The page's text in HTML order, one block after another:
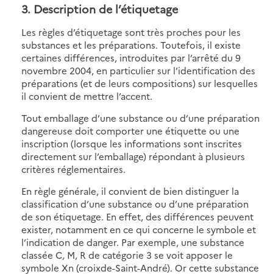
3. Description de l’étiquetage
Les règles d’étiquetage sont très proches pour les
substances et les préparations. Toutefois, il existe
certaines différences, introduites par l’arrêté du 9
novembre 2004, en particulier sur l’identification des
préparations (et de leurs compositions) sur lesquelles
il convient de mettre l’accent.
Tout emballage d’une substance ou d’une préparation
dangereuse doit comporter une étiquette ou une
inscription (lorsque les informations sont inscrites
directement sur l’emballage) répondant à plusieurs
critères réglementaires.
En règle générale, il convient de bien distinguer la
classification d’une substance ou d’une préparation
de son étiquetage. En effet, des différences peuvent
exister, notamment en ce qui concerne le symbole et
l’indication de danger. Par exemple, une substance
classée C, M, R de catégorie 3 se voit apposer le
symbole Xn (croixde-Saint-André). Or cette substance